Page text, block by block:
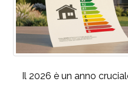
Il 2026 è un anno